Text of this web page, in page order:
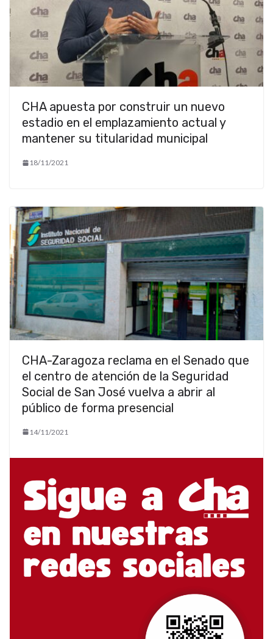
CHA apuesta por construir un nuevo
estadio en el emplazamiento actual y
mantener su titularidad municipal
18/11/2021
CHA-Zaragoza reclama en el Senado que
el centro de atención de la Seguridad
Social de San José vuelva a abrir al
público de forma presencial
14/11/2021